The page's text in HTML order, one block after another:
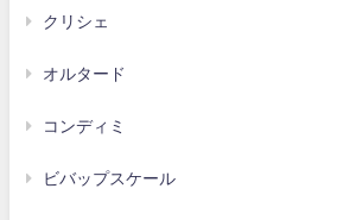
クリシェ
オルタード
コンディミ
ビバップスケール